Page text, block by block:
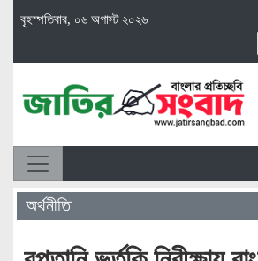
বৃহস্পতিবার, ০৬ অগাস্ট ২০২৬
অর্থনীতি